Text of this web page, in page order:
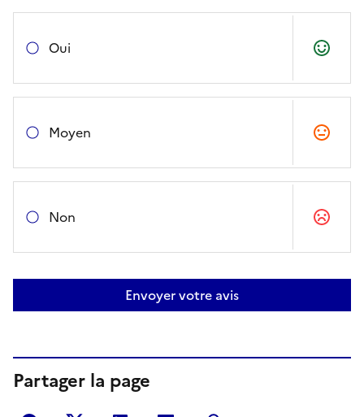
Oui
Moyen
Non
Envoyer votre avis
Partager la page